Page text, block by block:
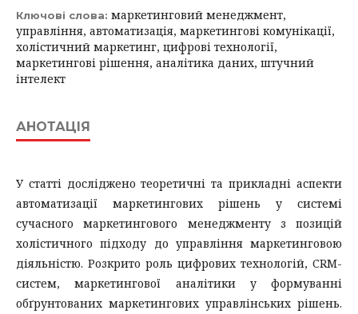
Ключові слова: маркетинговий менеджмент,
управління, автоматизація, маркетингові комунікації,
холістичний маркетинг, цифрові технології,
маркетингові рішення, аналітика даних, штучний
інтелект
АНОТАЦІЯ
У статті досліджено теоретичні та прикладні аспекти
автоматизації маркетингових рішень у системі
сучасного маркетингового менеджменту з позицій
холістичного підходу до управління маркетинговою
діяльністю. Розкрито роль цифрових технологій, CRM-
систем, маркетингової аналітики у формуванні
обґрунтованих маркетингових управлінських рішень.